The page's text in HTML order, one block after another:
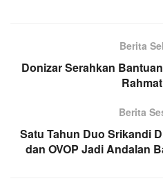
Berita
Donizar Serahkan
Berita
Satu Tahun Duo Srikandi
dan OVOP Jadi Andalan